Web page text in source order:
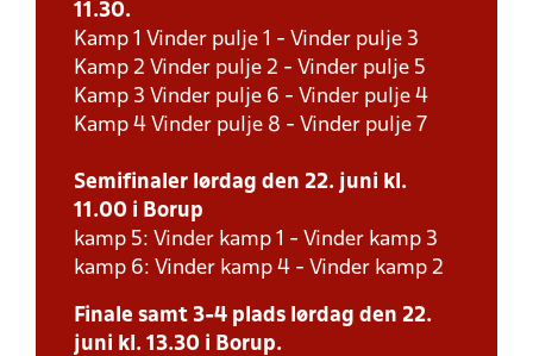
11.30.
Kamp 1 Vinder pulje 1 - Vinder pulje 3
Kamp 2 Vinder pulje 2 - Vinder pulje 5
Kamp 3 Vinder pulje 6 - Vinder pulje 4
Kamp 4 Vinder pulje 8 - Vinder pulje 7
Semifinaler lørdag den 22. juni kl.
11.00 i Borup
kamp 5: Vinder kamp 1 - Vinder kamp 3
kamp 6: Vinder kamp 4 - Vinder kamp 2
Finale samt 3-4 plads lørdag den 22.
juni kl. 13.30 i Borup.